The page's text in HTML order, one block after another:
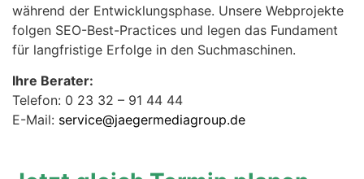
während der Entwicklungsphase. Unsere Webprojekte
folgen SEO-Best-Practices und legen das Fundament
für langfristige Erfolge in den Suchmaschinen.
Ihre Berater:
Telefon: 0 23 32 – 91 44 44
E-Mail: service@jaegermediagroup.de